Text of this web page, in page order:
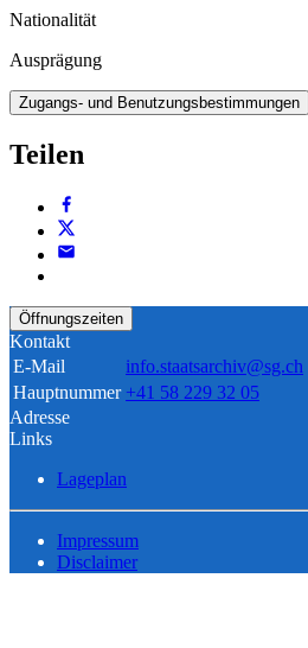
Nationalität
Ausprägung
Zugangs- und Benutzungsbestimmungen
Teilen
Öffnungszeiten
Kontakt
E-Mail
info.staatsarchiv@sg.ch
Hauptnummer +41 58 229 32 05
Adresse
Links
Lageplan
Impressum
Disclaimer